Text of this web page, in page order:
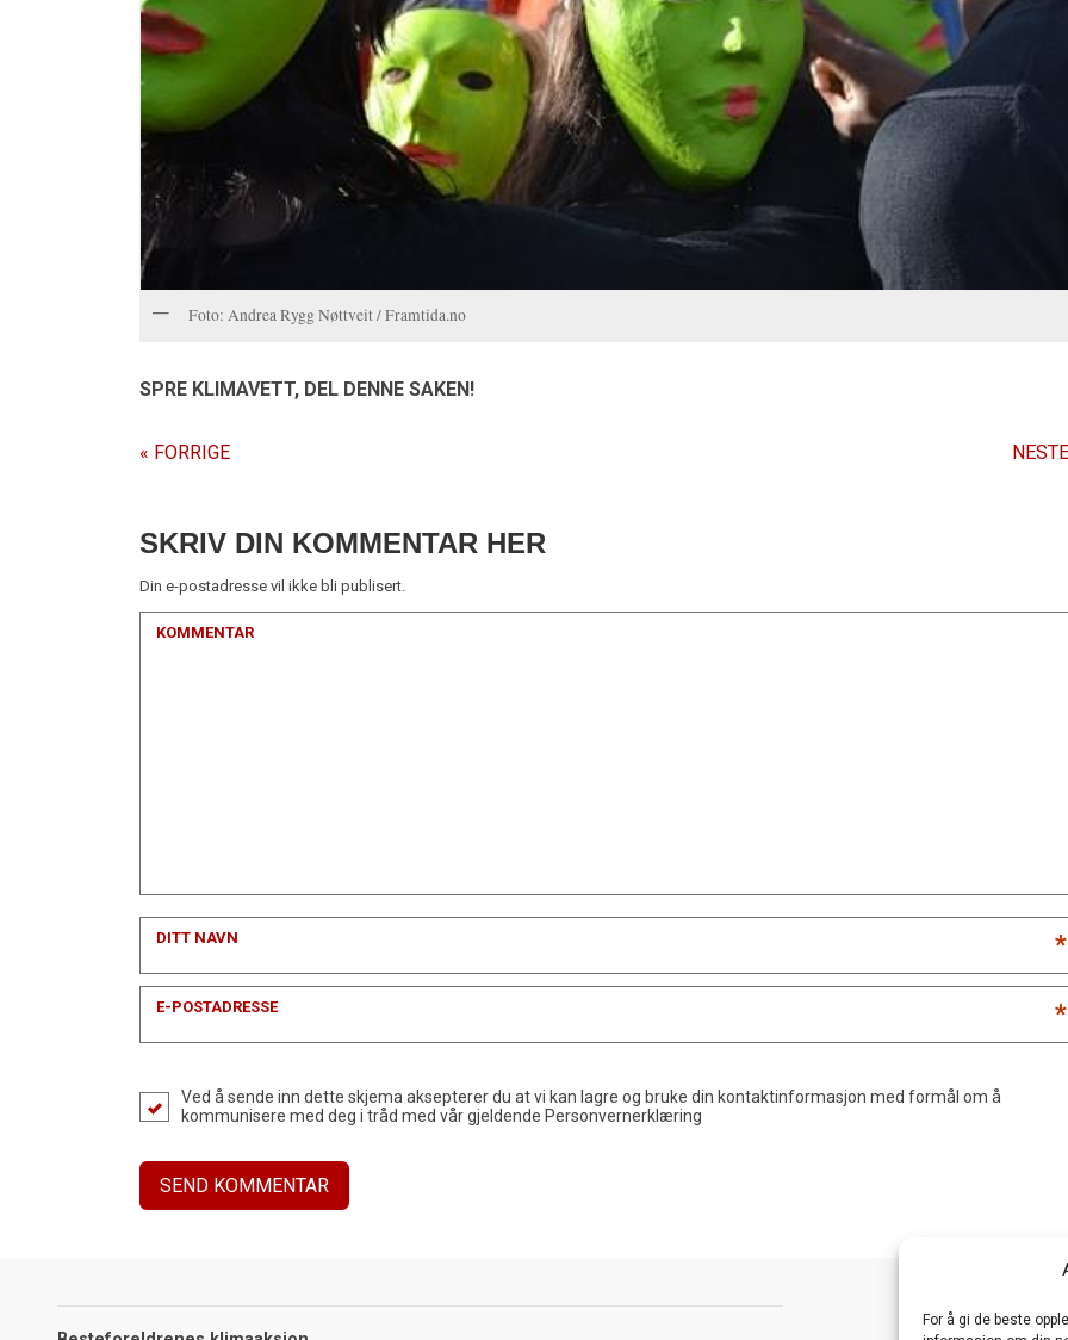
For å gi de beste
Foto: Andrea Rygg Nøttveit / Framtida.no
SPRE KLIMAVETT, DEL DENNE SAKEN!
« FORRIGE
SKRIV DIN KOMMENTAR HER
Din e-postadresse vil ikke bli publisert.
KOMMENTAR
DITT NAVN *
E-POSTADRESSE *
Ved å sende inn dette skjema aksepterer du at vi kan lagre og bruke din kontaktinformasjon med formål om å
kommunisere med deg i tråd med vår gjeldende Personvernerklæring